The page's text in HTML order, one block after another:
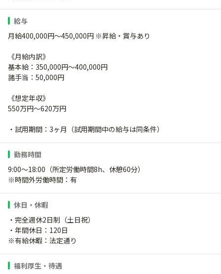
給与
月給400,000円～450,000円 ※昇給・賞与あり
《月給内訳》
基本給：350,000円～400,000円
諸手当：50,000円
《想定年収》
550万円～620万円
・試用期間：3ヶ月（試用期間中の給与は同条件）
勤務時間
9:00～18:00（所定労働時間8h、休憩60分）
※時間外労働時間：有
休日・休暇
・完全週休2日制（土日祝）
・年間休日：120日
※有給休暇：法定通り
福利厚生・待遇